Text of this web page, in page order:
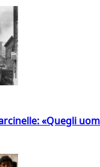
«Quegli